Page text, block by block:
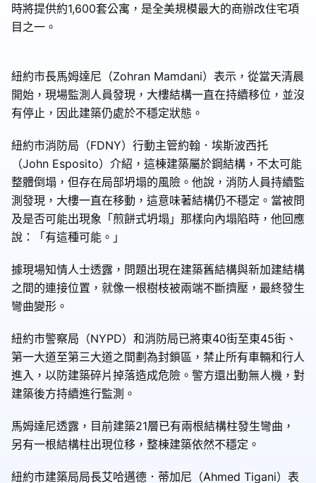
時將提供約1,600套公寓，是全美規模最大的商辦改住宅項
目之一。
紐約市長馬姆達尼（Zohran Mamdani）表示，從當天清晨
開始，現場監測人員發現，大樓結構一直在持續移位，並沒
有停止，因此建築仍處於不穩定狀態。
紐約市消防局（FDNY）行動主管約翰．埃斯波西托
（John Esposito）介紹，這棟建築屬於鋼結構，不太可能
整體倒塌，但存在局部坍塌的風險。他說，消防人員持續監
測發現，大樓一直在移動，這意味著結構仍不穩定。當被問
及是否可能出現象「煎餅式坍塌」那樣向內塌陷時，他回應
說：「有這種可能。」
據現場知情人士透露，問題出現在建築舊結構與新加建結構
之間的連接位置，就像一根樹枝被兩端不斷擠壓，最終發生
彎曲變形。
紐約市警察局（NYPD）和消防局已將東40街至東45街、
第一大道至第三大道之間劃為封鎖區，禁止所有車輛和行人
進入，以防建築碎片掉落造成危險。警方還出動無人機，對
建築後方持續進行監測。
馬姆達尼透露，目前建築21層已有兩根結構柱發生彎曲，
另有一根結構柱出現位移，整棟建築依然不穩定。
紐約市建築局局長艾哈邁德．蒂加尼（Ahmed Tigani）表